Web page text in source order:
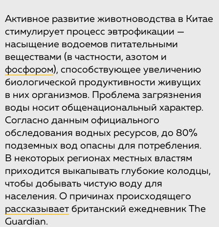
Активное развитие животноводства в Китае
стимулирует процесс эвтрофикации —
насыщение водоемов питательными
веществами (в частности, азотом и
фосфором), способствующее увеличению
биологической продуктивности живущих
в них организмов. Проблема загрязнения
воды носит общенациональный характер.
Согласно данным официального
обследования водных ресурсов, до 80%
подземных вод опасны для потребления.
В некоторых регионах местных властям
приходится выкапывать глубокие колодцы,
чтобы добывать чистую воду для
населения. О причинах происходящего
рассказывает британский ежедневник The
Guardian.